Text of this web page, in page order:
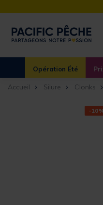
Opération Été
Accueil Silure Clonks
-